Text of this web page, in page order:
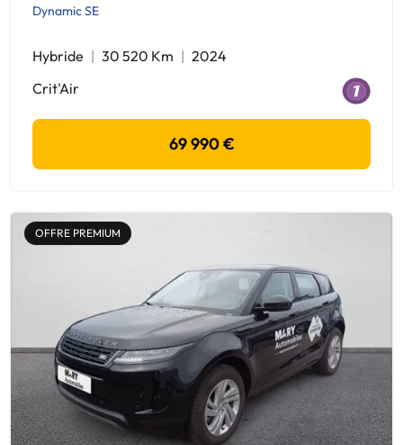
Dynamic SE
Hybride 30 520 Km
2024
Crit'Air
69 990 €
OFFRE PREMIUM